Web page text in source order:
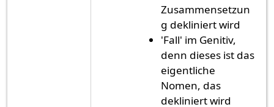
Zusammensetzun
g dekliniert wird
'Fall' im Genitiv,
denn dieses ist das
eigentliche
Nomen, das
dekliniert wird